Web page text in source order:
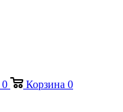
0 Корзина 0